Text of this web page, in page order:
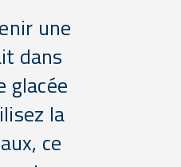
une
dans
glacée
la
ce